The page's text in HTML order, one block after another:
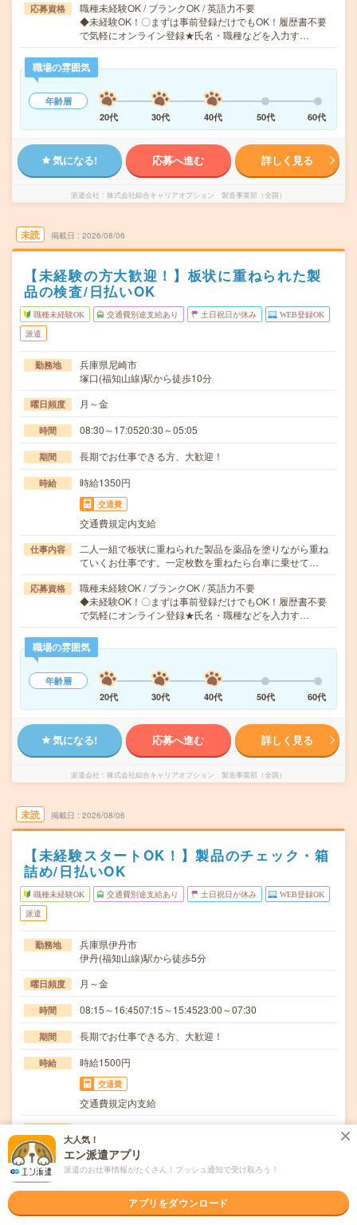
応募資格
職種未経験OK / ブランクOK / 英語力不要
◆未経験OK！〇まずは事前登録だけでもOK！履歴書不要
で気軽にオンライン登録★氏名・職種などを入力す…
職場の雰囲気
年齢層
20代
30代 40代 50代 60代
気になる! 応募へ進む 詳しく見る
派遣会社 株式会社綜合キャリアオプション 製造事業部（全国）
未読 掲載日 2026/08/06
【未経験の方大歓迎！】板状に重ねられた製
品の検査/日払いOK
職種未経験OK 交通費別途支給あり 土日祝日が休み WEB登録OK
派遣
勤務地
兵庫県尼崎市
塚口(福知山線)駅から徒歩10分
曜日頻度 月～金
時間 08:30～17:0520:30～05:05
期間 長期でお仕事できる方、大歓迎！
時給 時給1350円
交通費
交通費規定内支給
仕事内容
二人一組で板状に重ねられた製品を薬品を塗りながら重ね
ていくお仕事です。一定枚数を重ねたら台車に乗せて…
応募資格
職種未経験OK / ブランクOK / 英語力不要
◆未経験OK！〇まずは事前登録だけでもOK！履歴書不要
で気軽にオンライン登録★氏名・職種などを入力す…
職場の雰囲気
年齢層
20代
30代 40代 50代 60代
気になる! 応募へ進む 詳しく見る
派遣会社 株式会社綜合キャリアオプション 製造事業部（全国）
未読 掲載日 2026/08/06
【未経験スタートOK！】製品のチェック・箱
詰め/日払いOK
職種未経験OK 交通費別途支給あり 土日祝日が休み WEB登録OK
派遣
勤務地
兵庫県伊丹市
伊丹(福知山線)駅から徒歩5分
曜日頻度 月～金
時間 08:15～16:4507:15～15:4523:00～07:30
期間 長期でお仕事できる方、大歓迎！
時給 時給1500円
交通費
交通費規定内支給
いかをチェックした後箱詰めして出荷工程の場所ま…
応募資格
職種未経験OK / ブランクOK / 英語力不要
で気軽にオンライン登録★氏名・職種などを入力す…
大人気！
エン派遣アプリ
派遣のお仕事情報がたくさん！プッシュ通知で受け取ろう！
アプリをダウンロード